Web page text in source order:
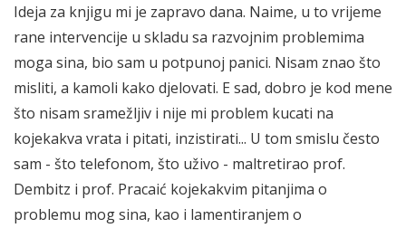
Ideja za knjigu mi je zapravo dana. Naime, u to vrijeme
rane intervencije u skladu sa razvojnim problemima
moga sina, bio sam u potpunoj panici. Nisam znao što
misliti, a kamoli kako djelovati. E sad, dobro je kod mene
što nisam sramežljiv i nije mi problem kucati na
kojekakva vrata i pitati, inzistirati... U tom smislu često
sam - što telefonom, što uživo - maltretirao prof.
Dembitz i prof. Pracaić kojekakvim pitanjima o
problemu mog sina, kao i lamentiranjem o